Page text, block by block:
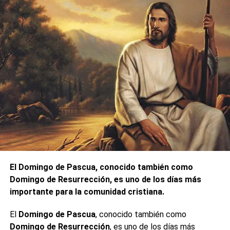
El Domingo de Pascua, conocido también como
Domingo de Resurrección, es uno de los días más
importante para la comunidad cristiana.
El Domingo de Pascua, conocido también como
Domingo de Resurrección, es uno de los días más